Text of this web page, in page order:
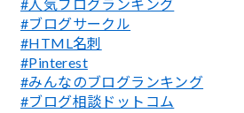
#人気ブログランキング
#ブログサークル
#HTML名刺
#Pinterest
#みんなのブログランキング
#ブログ相談ドットコム